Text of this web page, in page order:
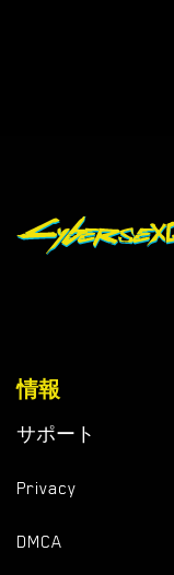
情報
サポート
Privacy
DMCA